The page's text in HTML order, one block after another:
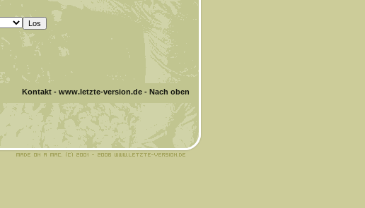
Kontakt- www.letzte-version.de- Nach oben